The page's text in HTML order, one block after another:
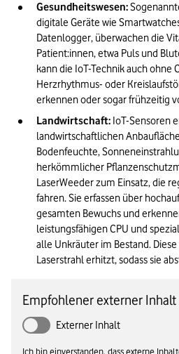
Gesundheitswesen:
digitale Geräte wie
Datenlogger, überwachen die
Patient:innen, etwa Puls und
kann die IoT-Technik auch ohne
Herzrhythmus- oder
erkennen oder sogar frühzeitig
Landwirtschaft: IoT-Sensoren
landwirtschaftlichen
Bodenfeuchte,
herkömmlicher
LaserWeeder zum Einsatz, die
fahren. Sie erfassen über
gesamten Bewuchs und
leistungsfähigen CPU und
alle Unkräuter im Bestand.
Laserstrahl erhitzt, sodass sie
Empfohlener externer Inhalt
Externer Inhalt
Ich bin einverstanden, dass externe